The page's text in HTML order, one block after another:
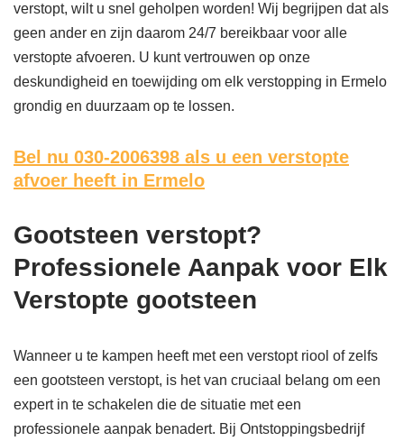
verstopt, wilt u snel geholpen worden! Wij begrijpen dat als
geen ander en zijn daarom 24/7 bereikbaar voor alle
verstopte afvoeren. U kunt vertrouwen op onze
deskundigheid en toewijding om elk verstopping in Ermelo
grondig en duurzaam op te lossen.
Bel nu 030-2006398 als u een verstopte
afvoer heeft in Ermelo
Gootsteen verstopt?
Professionele Aanpak voor Elk
Verstopte gootsteen
Wanneer u te kampen heeft met een verstopt riool of zelfs
een gootsteen verstopt, is het van cruciaal belang om een
expert in te schakelen die de situatie met een
professionele aanpak benadert. Bij Ontstoppingsbedrijf